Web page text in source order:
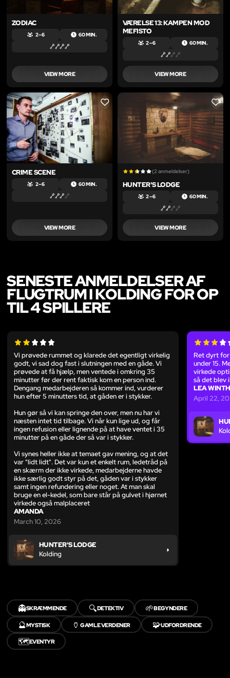
ZODIAC
2 – 6 60 MIN.
VIEW MORE
VÆRELSE 13: KAMPEN MOD
MEFISTO
2 – 6 60 MIN.
VIEW MORE
LIKE
CRIME SCENE
2 – 6 60 MIN.
VIEW MORE
LIKE
(2 anmeldelser)
HUNTER'S LODGE
2 – 6 60 MIN.
VIEW MORE
SENESTE ANMELDELSER AF
FLUGTRUM I KOLDING FOR OP
TIL 4 SPILLERE
Vi prøvede rummet og klarede det egentligt virkelig
godt, vi sad dog fast i slutningen med en gåde. Vi
prøvede at få hjælp, men ventede i omkring 35
minutter før der rent faktisk kom en person ind.
Dengang medarbejderen så kommer ind, vurderer
hun efter 5 minutters tid, at gåden er i stykker.
Hun gør så vi kan springe den over, men nu har vi
næsten intet tid tilbage. Vi når kun lige ud, og får
ingen refusion eller lignende på at have ventet i 35
minutter på en gåde der så var i stykker.
Vi synes heller ikke at temaet gav mening, og at det
var "lidt lidt". Det var kun et enkelt rum, ledetråd på
en skærm der ikke virkede, medarbejderne havde
ikke særlig godt styr på det, gåden var i stykker
samt ingen refundering eller noget. At man skal
bruge en el-kedel, som bare står på gulvet i hjørnet
virkede også malplaceret
AMANDA
March 10, 2026
HUNTER'S LODGE
Kolding
Ret dyrt
under 15.
virkede
så det blev
LEA
April 22,
👻SKRÆMMENDE 🔍DETEKTIV 🌱BEGYNDERE
🔮MYSTISK 🏺GAMLE VERDENER 🧩UDFORDRENDE
🗺️EVENTYR